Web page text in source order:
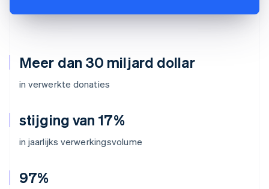
Meer dan 30 miljard dollar
in verwerkte donaties
stijging van 17%
in jaarlijks verwerkingsvolume
97%